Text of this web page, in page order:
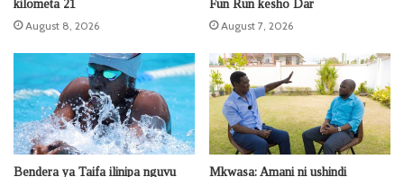
kilometa 21
August 8, 2026
Fun Run kesho Dar
August 7, 2026
Bendera ya Taifa ilinipa nguvu Mkwasa: Amani ni ushindi